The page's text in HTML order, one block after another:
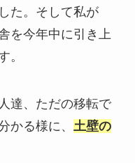
た。そして私が
を今年中に引き上
。
達、ただの移転で
かる様に、 土壁の